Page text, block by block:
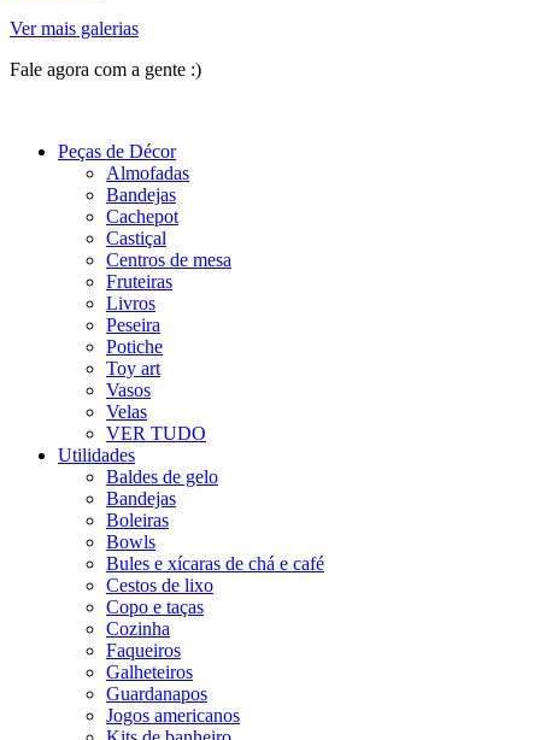
Ver mais galerias
Fale agora com a gente :)
Peças de Décor
Almofadas
Bandejas
Cachepot
Castiçal
Centros de mesa
Fruteiras
Livros
Peseira
Potiche
Toy art
Vasos
Velas
VER TUDO
Utilidades
Baldes de gelo
Bandejas
Boleiras
Bowls
Bules e xícaras de chá e café
Cestos de lixo
Copo e taças
Cozinha
Faqueiros
Galheteiros
Guardanapos
Jogos americanos